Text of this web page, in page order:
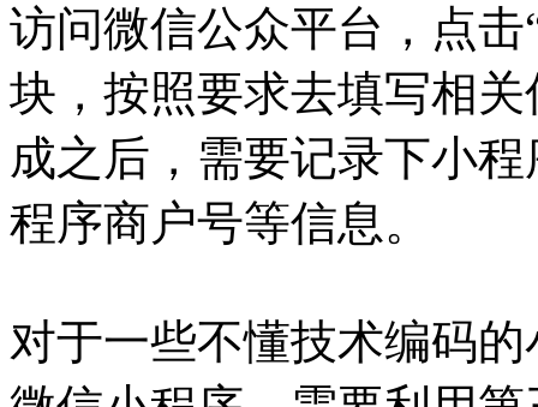
访问微信公众平台，点
块，按照要求去填写相
成之后，需要记录下小
程序商户号等信息。
对于一些不懂技术编码